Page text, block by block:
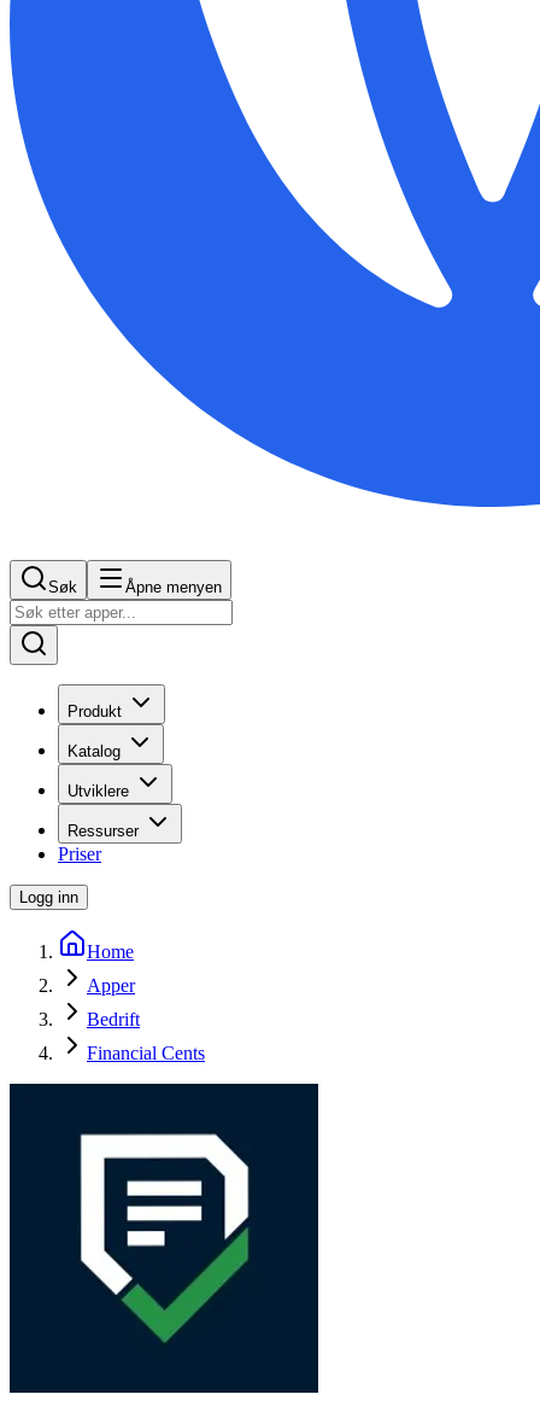
Søk Åpne menyen
Produkt
Katalog
Utviklere
Ressurser
Priser
Logg inn
Home
Apper
Bedrift
Financial Cents